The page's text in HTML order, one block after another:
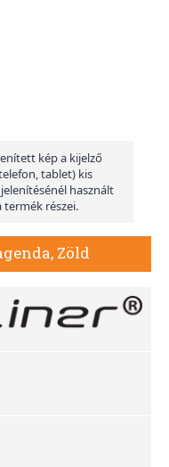
kép a kijelző
tablet) kis
használt
termék részei.
Zöld